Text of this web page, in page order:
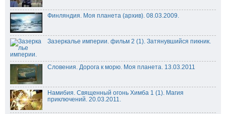
Финляндия. Моя планета (архив). 08.03.2009.
Зазеркалье империи. фильм 2 (1). Затянувшийся пикник.
Словения. Дорога к морю. Моя планета. 13.03.2011
Намибия. Священный огонь Химба 1 (1). Магия
приключений. 20.03.2011.